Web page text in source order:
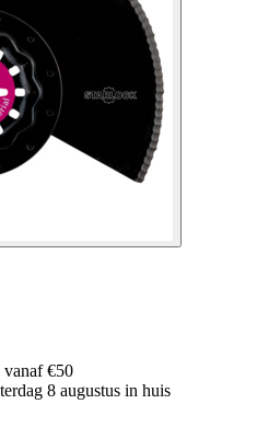
vanaf €50
8 augustus in huis